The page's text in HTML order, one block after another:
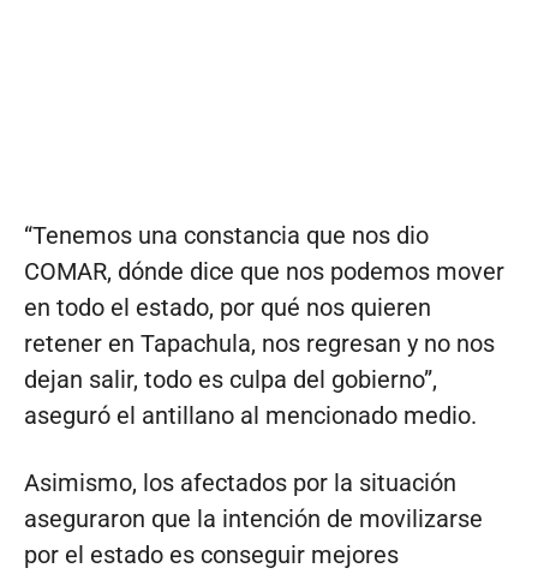
“Tenemos una constancia que nos dio
COMAR, dónde dice que nos podemos mover
en todo el estado, por qué nos quieren
retener en Tapachula, nos regresan y no nos
dejan salir, todo es culpa del gobierno”,
aseguró el antillano al mencionado medio.
Asimismo, los afectados por la situación
aseguraron que la intención de movilizarse
por el estado es conseguir mejores